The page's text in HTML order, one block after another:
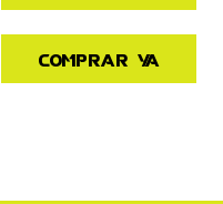
Comprar ya